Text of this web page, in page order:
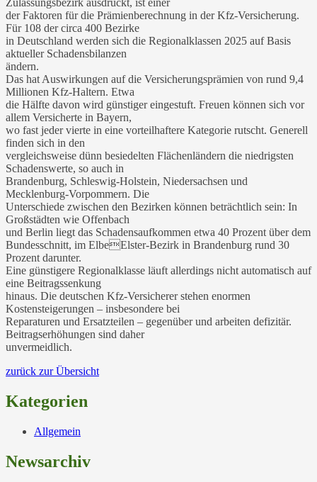
der Faktoren für die Prämienberechnung in der Kfz-Versicherung.
Für 108 der circa 400 Bezirke
in Deutschland werden sich die Regionalklassen 2025 auf Basis
aktueller Schadensbilanzen
ändern.
Das hat Auswirkungen auf die Versicherungsprämien von rund 9,4
Millionen Kfz-Haltern. Etwa
die Hälfte davon wird günstiger eingestuft. Freuen können sich vor
allem Versicherte in Bayern,
wo fast jeder vierte in eine vorteilhaftere Kategorie rutscht. Generell
finden sich in den
vergleichsweise dünn besiedelten Flächenländern die niedrigsten
Schadenswerte, so auch in
Brandenburg, Schleswig-Holstein, Niedersachsen und
Mecklenburg-Vorpommern. Die
Unterschiede zwischen den Bezirken können beträchtlich sein: In
Großstädten wie Offenbach
und Berlin liegt das Schadensaufkommen etwa 40 Prozent über dem
Bundesschnitt, im ElbeElster-Bezirk in Brandenburg rund 30
Prozent darunter.
Eine günstigere Regionalklasse läuft allerdings nicht automatisch auf
eine Beitragssenkung
hinaus. Die deutschen Kfz-Versicherer stehen enormen
Kostensteigerungen – insbesondere bei
Reparaturen und Ersatzteilen – gegenüber und arbeiten defizitär.
Beitragserhöhungen sind daher
unvermeidlich.
zurück zur Übersicht
Kategorien
Allgemein
Newsarchiv